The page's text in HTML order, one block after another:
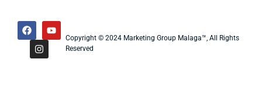
Copyright © 2024 Marketing Group Malaga™, All Rights
Reserved